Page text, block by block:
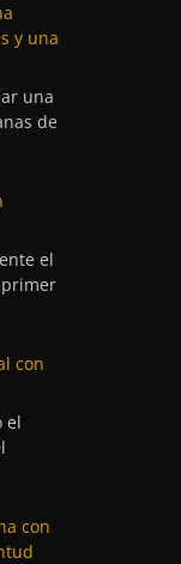
y una
una
de
el
con
el
con